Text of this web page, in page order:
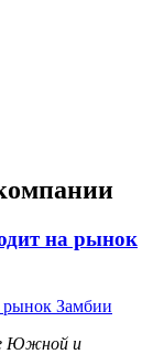
на рынок
Южной и